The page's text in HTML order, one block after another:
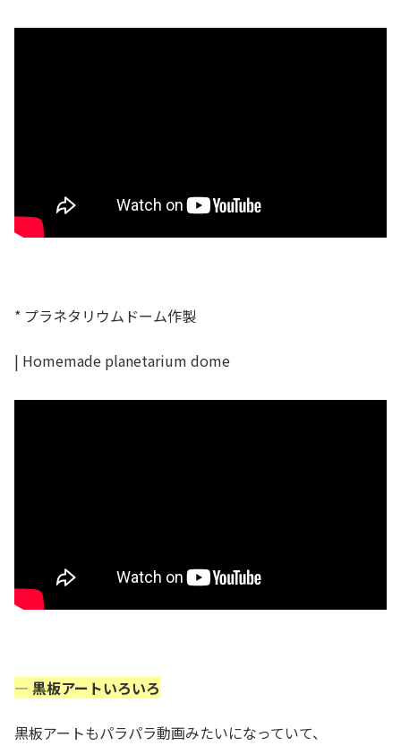
* プラネタリウムドーム作製
| Homemade planetarium dome
— 黒板アートいろいろ
黒板アートもパラパラ動画みたいになっていて、